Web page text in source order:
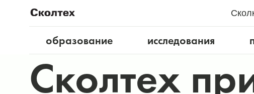
образование
исследования
Сколтех